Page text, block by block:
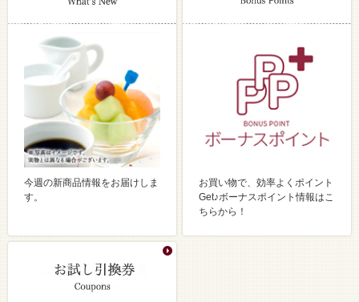
今週の新商品情報をお届けしま
す。
お買い物で、効率よくポイント
Get♪ボーナスポイント情報はこ
ちらから！